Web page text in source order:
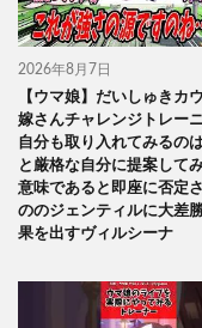
2026年8月7日
【ウマ娘】だいしゅきカ
嫁さんチャレンジトレー
自分も取り入れてみるの
と厳格な自分に提案して
意味であると即座に否定
ののジェンティルに大差
果を出すヴィルシーナ